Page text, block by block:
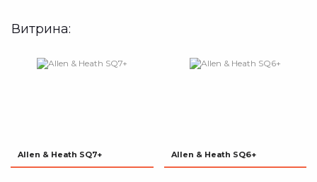
Витрина:
Allen & Heath SQ7+ Allen & Heath SQ6+